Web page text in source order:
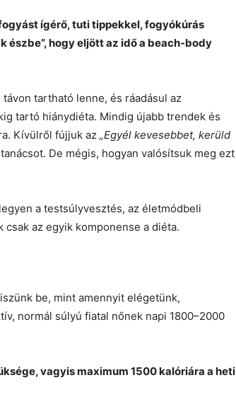
ígérő, tuti tippekkel, fogyókúrás
észbe”, hogy eljött az idő a beach-body
tartható lenne, és ráadásul az
tartó hiánydiéta. Mindig újabb trendek és
Kívülről fújjuk az „Egyél kevesebbet, kerüld
De mégis, hogyan valósítsuk meg ezt
a testsúlyvesztés, az életmódbeli
az egyik komponense a diéta.
be, mint amennyit elégetünk,
normál súlyú fiatal nőnek napi 1800–2000
vagyis maximum 1500 kalóriára a heti